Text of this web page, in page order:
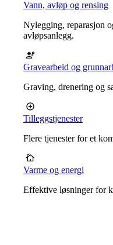
Vann, avløp og rensing
Nylegging, reparasjon
avløpsanlegg.
Gravearbeid og
Graving, drenering og
Tilleggstjenester
Flere tjenester for et
Varme og energi
Effektive løsninger for